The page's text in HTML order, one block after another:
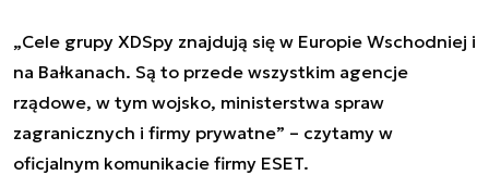
„Cele grupy XDSpy znajdują się w Europie Wschodniej i
na Bałkanach. Są to przede wszystkim agencje
rządowe, w tym wojsko, ministerstwa spraw
zagranicznych i firmy prywatne” – czytamy w
oficjalnym komunikacie firmy ESET.